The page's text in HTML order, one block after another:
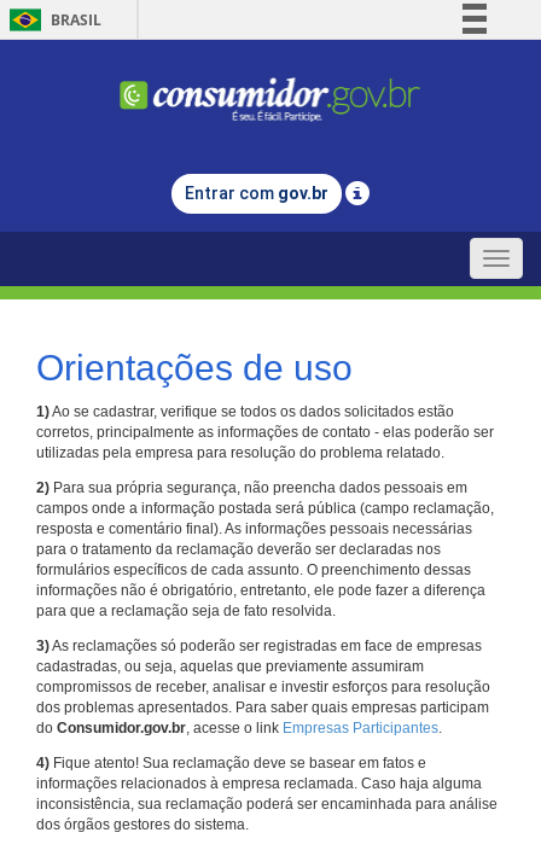
BRASIL
Comunica BR
Legislação
Entrar com gov.br
Toggle
Orientações de uso
1)Ao se cadastrar, verifique se todos os dados solicitados estão
corretos, principalmente as informações de contato - elas poderão ser
utilizadas pela empresa para resolução do problema relatado.
2) Para sua própria segurança, não preencha dados pessoais em
campos onde a informação postada será pública (campo reclamação,
resposta e comentário final). As informações pessoais necessárias
para o tratamento da reclamação deverão ser declaradas nos
formulários específicos de cada assunto. O preenchimento dessas
informações não é obrigatório, entretanto, ele pode fazer a diferença
para que a reclamação seja de fato resolvida.
3)As reclamações só poderão ser registradas em face de empresas
cadastradas, ou seja, aquelas que previamente assumiram
compromissos de receber, analisar e investir esforços para resolução
dos problemas apresentados. Para saber quais empresas participam
do Consumidor.gov.br, acesse o link Empresas Participantes.
4) Fique atento! Sua reclamação deve se basear em fatos e
informações relacionados à empresa reclamada. Caso haja alguma
inconsistência, sua reclamação poderá ser encaminhada para análise
dos órgãos gestores do sistema.